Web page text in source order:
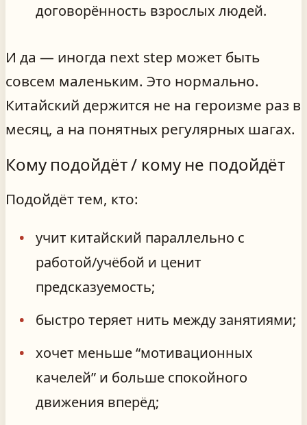
договорённость взрослых людей.
И да — иногда next step может быть
совсем маленьким. Это нормально.
Китайский держится не на героизме раз в
месяц, а на понятных регулярных шагах.
Кому подойдёт / кому не подойдёт
Подойдёт тем, кто:
учит китайский параллельно с
работой/учёбой и ценит
предсказуемость;
быстро теряет нить между занятиями;
хочет меньше “мотивационных
качелей” и больше спокойного
движения вперёд;